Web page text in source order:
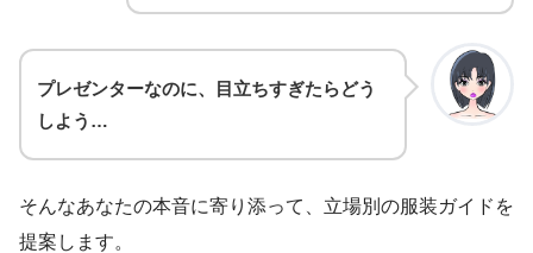
プレゼンターなのに、目立ちすぎたらどう
しよう…
そんなあなたの本音に寄り添って、立場別の服装ガイドを
提案します。